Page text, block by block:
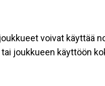
voivat käyttää
joukkueen käyttöön